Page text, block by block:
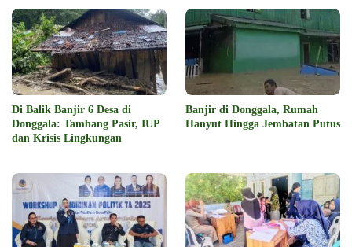
Di Balik Banjir 6 Desa di
Donggala: Tambang Pasir, IUP
dan Krisis Lingkungan
Banjir di Donggala, Rumah
Hanyut Hingga Jembatan Putus